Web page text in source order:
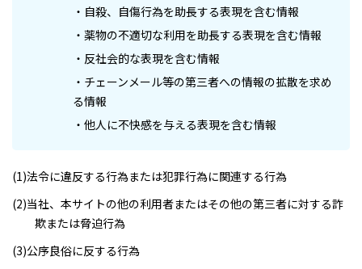
・自殺、自傷行為を助長する表現を含む情報
・薬物の不適切な利用を助長する表現を含む情報
・反社会的な表現を含む情報
・チェーンメール等の第三者への情報の拡散を求め
る情報
・他人に不快感を与える表現を含む情報
(1)法令に違反する行為または犯罪行為に関連する行為
(2)当社、本サイトの他の利用者またはその他の第三者に対する詐
欺または脅迫行為
(3)公序良俗に反する行為